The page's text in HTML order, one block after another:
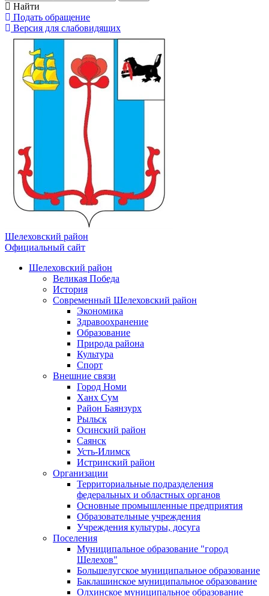
Найти
Подать обращение
Версия для слабовидящих
Шелеховский район
Официальный сайт
Шелеховский район
Великая Победа
История
Современный Шелеховский район
Экономика
Здравоохранение
Образование
Природа района
Культура
Спорт
Внешние связи
Город Номи
Ханх Сум
Район Баянзурх
Рыльск
Осинский район
Саянск
Усть-Илимск
Истринский район
Организации
Территориальные подразделения
федеральных и областных органов
Основные промышленные предприятия
Образовательные учреждения
Учреждения культуры, досуга
Поселения
Муниципальное образование "город
Шелехов"
Большелугское муниципальное образование
Баклашинское муниципальное образование
Олхинское муниципальное образование